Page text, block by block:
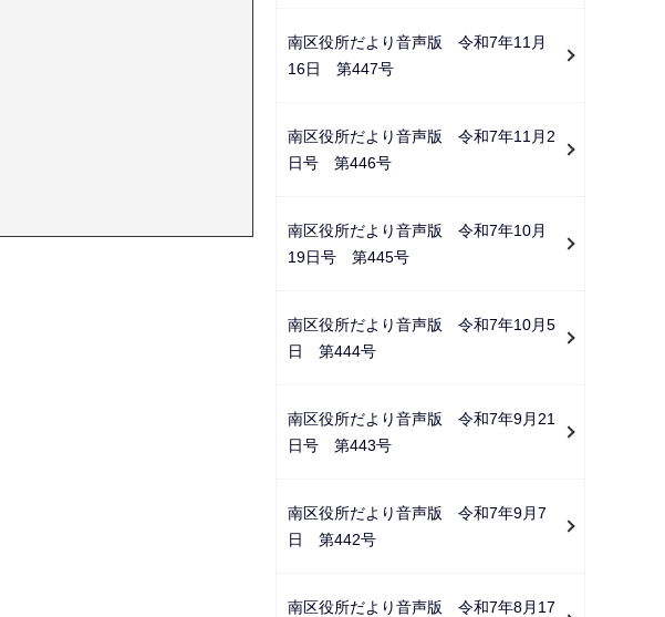
南区役所だより音声版 令和7年11月
16日 第447号
南区役所だより音声版 令和7年11月2
日号 第446号
南区役所だより音声版 令和7年10月
19日号 第445号
南区役所だより音声版 令和7年10月5
日 第444号
南区役所だより音声版 令和7年9月21
日号 第443号
南区役所だより音声版 令和7年9月7
日 第442号
南区役所だより音声版 令和7年8月17